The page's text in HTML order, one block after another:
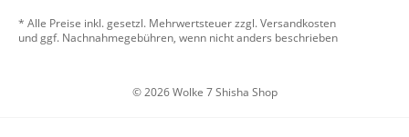
© 2026 Wolke 7 Shisha Shop
* Alle Preise inkl. gesetzl. Mehrwertsteuer zzgl. Versandkosten
und ggf. Nachnahmegebühren, wenn nicht anders beschrieben